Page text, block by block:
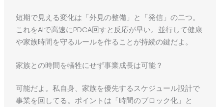
短期で見える変化は「外見の整備」と「発信」の二つ。
これをAIで高速にPDCA回すと反応が早い。並行して健康
や家族時間を守るルールを作ることが持続の鍵だよ。
家族との時間を犠牲にせず事業成長は可能？
可能だよ。私自身、家族を優先するスケジュール設計で
事業を回してる。ポイントは「時間のブロック化」と